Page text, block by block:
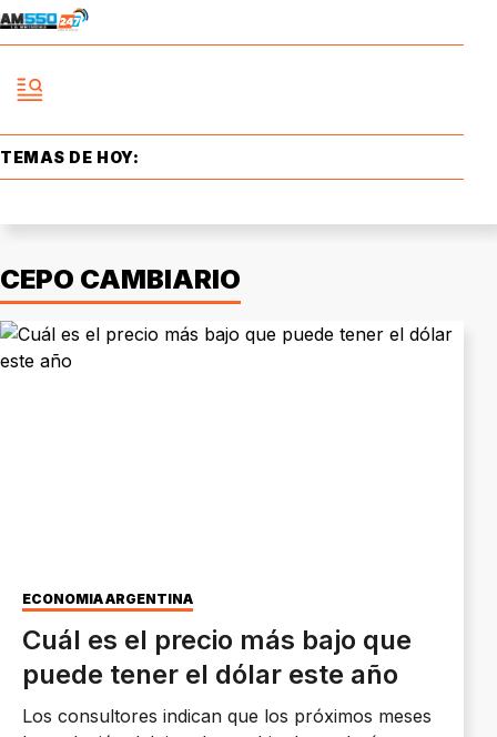
TEMAS DE HOY:
CEPO CAMBIARIO
ECONOMÍA ARGENTINA
Cuál es el precio más bajo que
puede tener el dólar este año
Los consultores indican que los próximos meses